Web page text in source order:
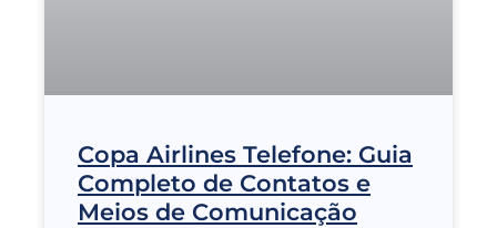
Copa Airlines Telefone: Guia
Completo de Contatos e
Meios de Comunicação